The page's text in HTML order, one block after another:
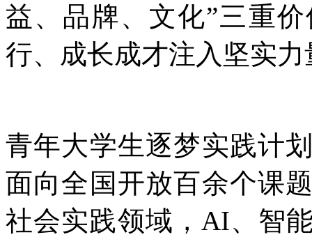
益、品牌、文化”三重
行、成长成才注入坚实力
青年大学生逐梦实践计
面向全国开放百余个课
社会实践领域，AI、智